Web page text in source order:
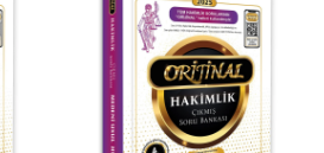
%25İndirim